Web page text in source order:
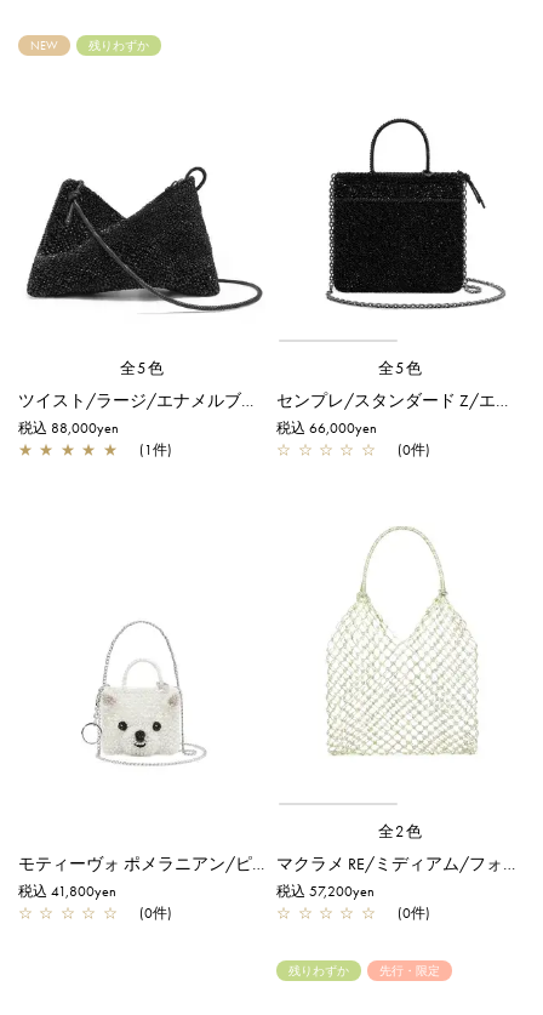
NEW 残りわずか
全5色
ツイスト/ラージ/エナメルブラック
税込 88,000yen
★ ★ ★ ★ ★ (1件)
全5色
センプレ/スタンダード Z/エナメルブラック
税込 66,000yen
☆ ☆ ☆ ☆ ☆ (0件)
モティーヴォ ポメラニアン/ピコ/オーロラホワイト
税込 41,800yen
☆ ☆ ☆ ☆ ☆ (0件)
全2色
マクラメ RE/ミディアム/フォッリア アルボルド×マットホワイト
税込 57,200yen
☆ ☆ ☆ ☆ ☆ (0件)
残りわずか 先行・限定